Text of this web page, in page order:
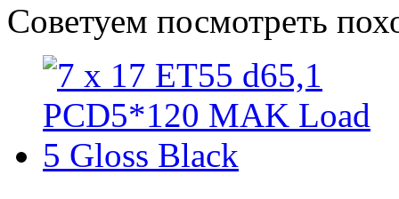
Cоветуем посмотреть